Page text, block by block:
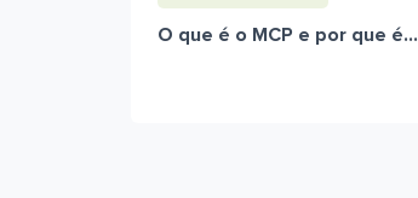
O que é o MCP e por que é...